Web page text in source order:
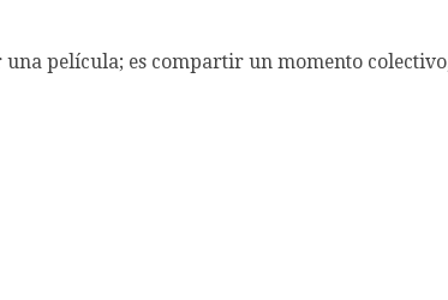
película; es compartir un momento